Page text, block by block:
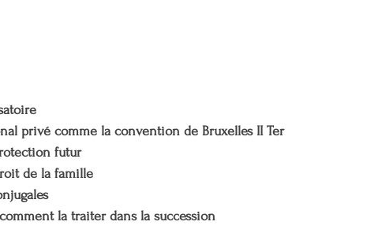
privé comme la convention de Bruxelles II Ter
futur
de la famille
la traiter dans la succession